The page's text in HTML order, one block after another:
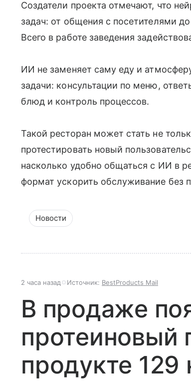
Создатели проекта отмечают, что
задач: от общения с посетителями
Всего в работе заведения
ИИ не заменяет саму еду и
задачи: консультации по меню,
блюд и контроль процессов.
Такой ресторан может стать не
протестировать новый
насколько удобно общаться с ИИ в
формат ускорить обслуживание без
Новости
2 часа назад Источник: BestProducts Mail
В продаже
протеиновый
продукте 129